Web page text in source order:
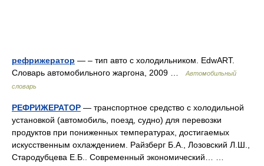
рефрижератор — – тип авто с холодильником. EdwART.
Словарь автомобильного жаргона, 2009 …
Автомобильный
словарь
РЕФРИЖЕРАТОР — транспортное средство с холодильной
установкой (автомобиль, поезд, судно) для перевозки
продуктов при пониженных температурах, достигаемых
искусственным охлаждением. Райзберг Б.А., Лозовский Л.Ш.,
Стародубцева Е.Б.. Современный экономический… …